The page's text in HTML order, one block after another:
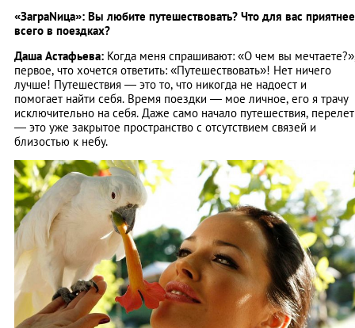
«ЗаграNица»: Вы любите путешествовать? Что для вас приятнее
всего в поездках?
Даша Астафьева: Когда меня спрашивают: «О чем вы
первое, что хочется ответить: «Путешествовать»! Нет ничего
лучше! Путешествия — это то, что никогда не надоест и
помогает найти себя. Время поездки — мое личное, его я трачу
исключительно на себя. Даже само начало путешествия, перелет
— это уже закрытое пространство с отсутствием связей и
близостью к небу.